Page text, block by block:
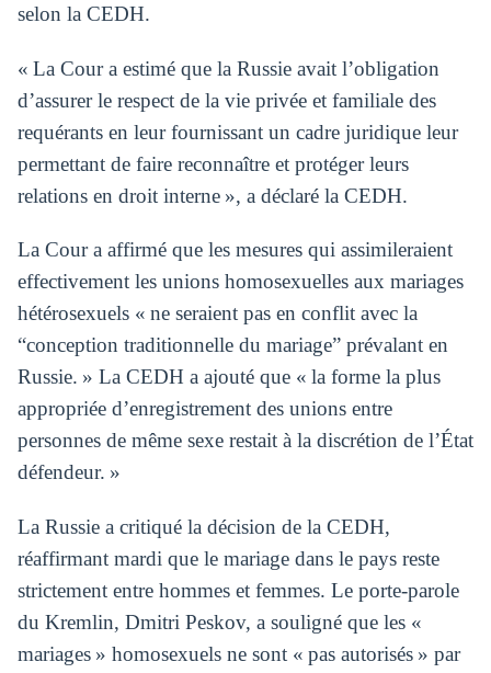
selon la CEDH.
« La Cour a estimé que la Russie avait l’obligation
d’assurer le respect de la vie privée et familiale des
requérants en leur fournissant un cadre juridique leur
permettant de faire reconnaître et protéger leurs
relations en droit interne », a déclaré la CEDH.
La Cour a affirmé que les mesures qui assimileraient
effectivement les unions homosexuelles aux mariages
hétérosexuels « ne seraient pas en conflit avec la
“conception traditionnelle du mariage” prévalant en
Russie. » La CEDH a ajouté que « la forme la plus
appropriée d’enregistrement des unions entre
personnes de même sexe restait à la discrétion de l’État
défendeur. »
La Russie a critiqué la décision de la CEDH,
réaffirmant mardi que le mariage dans le pays reste
strictement entre hommes et femmes. Le porte-parole
du Kremlin, Dmitri Peskov, a souligné que les «
mariages » homosexuels ne sont « pas autorisés » par